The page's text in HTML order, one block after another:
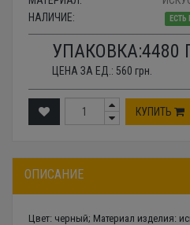
НАЛИЧИЕ:
УПАКОВКА:4480
ЦЕНА ЗА ЕД.: 560 грн.
КУПИТЬ
ОПИСАНИЕ
Цвет: черный; Материал изделия: